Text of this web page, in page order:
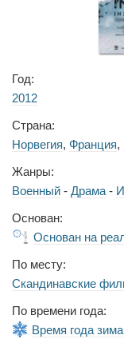
Год:
2012
Страна:
Норвегия, Франция,
Жанры:
Военный - Драма -
Основан:
Основан на
По месту:
Скандинавские
По времени года:
Время года зима